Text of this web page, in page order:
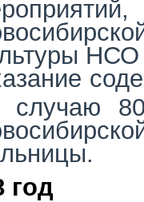
случаю
год